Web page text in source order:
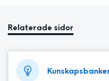
Relaterade sidor